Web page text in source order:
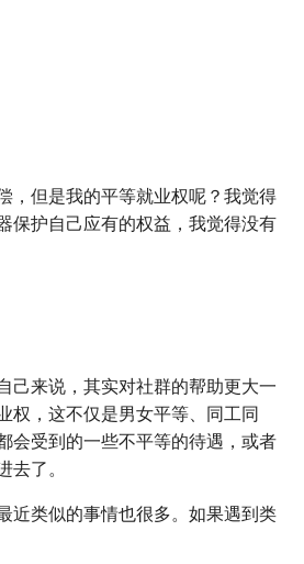
，但是我的平等就业权呢？我觉得
保护自己应有的权益，我觉得没有
己来说，其实对社群的帮助更大一
权，这不仅是男女平等、同工同
会受到的一些不平等的待遇，或者
了。
近类似的事情也很多。如果遇到类